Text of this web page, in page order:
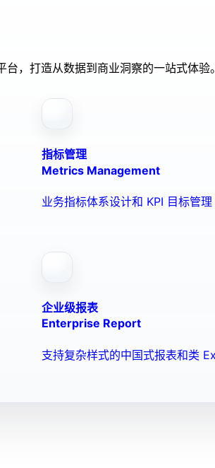
，打造从数据到商业洞察的一站式体验
指标管理
Metrics Management
业务指标体系设计和 KPI 目标管理
企业级报表
Enterprise Report
支持复杂样式的中国式报表和类